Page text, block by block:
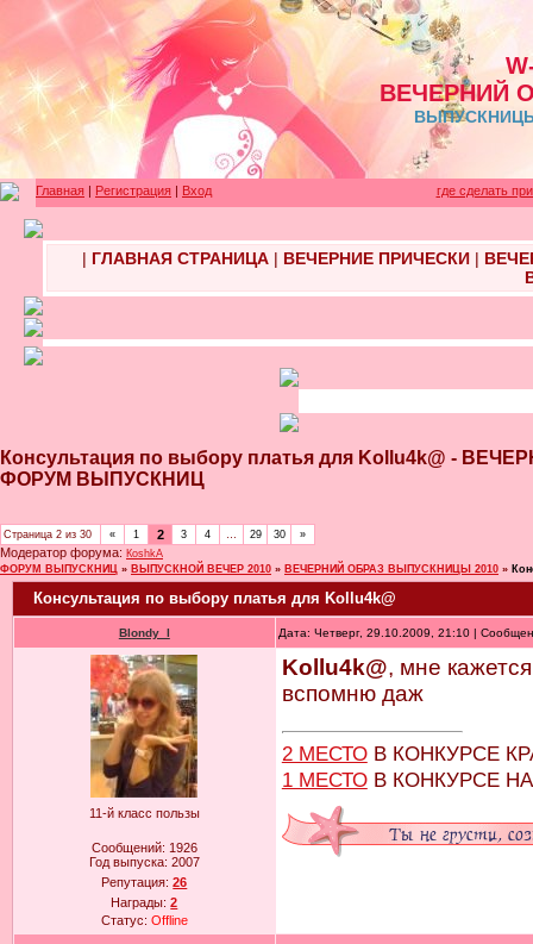
ВЕЧЕРНИЙ
Главная | Регистрация | Вход где сделать
| ГЛАВНАЯ СТРАНИЦА| ВЕЧЕРНИЕ ПРИЧЕСКИ|
Консультация по выбору платья для Kollu4k@ -
ФОРУМ ВЫПУСКНИЦ
Страница 2 из 30 « 1 2 3 4 … 29 30 »
Модератор форума: КoshkA
ФОРУМ ВЫПУСКНИЦ » ВЫПУСКНОЙ ВЕЧЕР 2010 » ВЕЧЕРНИЙ ОБРАЗ ВЫПУСКНИЦЫ 2010 »
Консультация по выбору платья для Kollu4k@
Blondy_l Дата: Четверг, 29.10.2009, 21:10 |
11-й класс пользы
Сообщений: 1926
Год выпуска: 2007
Репутация:26
Награды:2
Статус: Offline
Kollu4k@, мне
вспомню даж
2 МЕСТОВ КОНКУРСЕ
1 МЕСТОВ КОНКУРСЕ